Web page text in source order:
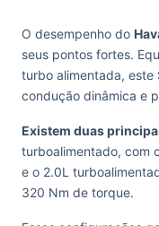
O desempenho do
seus pontos fortes.
turbo alimentada, este
condução dinâmica e
Existem duas
turboalimentado, com
e o 2.0L
320 Nm de torque.